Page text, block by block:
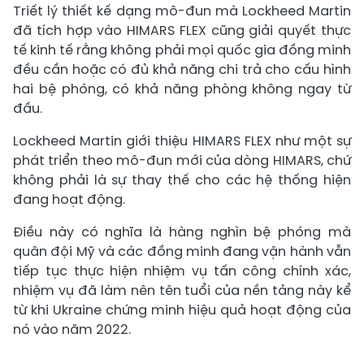
Triết lý thiết kế dạng mô-đun mà Lockheed Martin
đã tích hợp vào HIMARS FLEX cũng giải quyết thực
tế kinh tế rằng không phải mọi quốc gia đồng minh
đều cần hoặc có đủ khả năng chi trả cho cấu hình
hai bệ phóng, có khả năng phòng không ngay từ
đầu.
Lockheed Martin giới thiệu HIMARS FLEX như một sự
phát triển theo mô-đun mới của dòng HIMARS, chứ
không phải là sự thay thế cho các hệ thống hiện
đang hoạt động.
Điều này có nghĩa là hàng nghìn bệ phóng mà
quân đội Mỹ và các đồng minh đang vận hành vẫn
tiếp tục thực hiện nhiệm vụ tấn công chính xác,
nhiệm vụ đã làm nên tên tuổi của nền tảng này kể
từ khi Ukraine chứng minh hiệu quả hoạt động của
nó vào năm 2022.